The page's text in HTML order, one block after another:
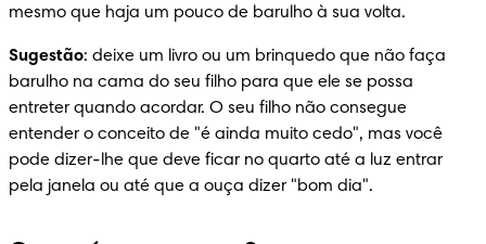
mesmo que haja um pouco de barulho à sua volta.
Sugestão: deixe um livro ou um brinquedo que não faça
barulho na cama do seu filho para que ele se possa
entreter quando acordar. O seu filho não consegue
entender o conceito de "é ainda muito cedo", mas você
pode dizer-lhe que deve ficar no quarto até a luz entrar
pela janela ou até que a ouça dizer "bom dia".